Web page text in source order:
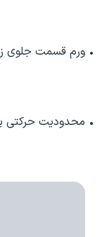
• ورم قسمت جلوی
• محدودیت حرکتی